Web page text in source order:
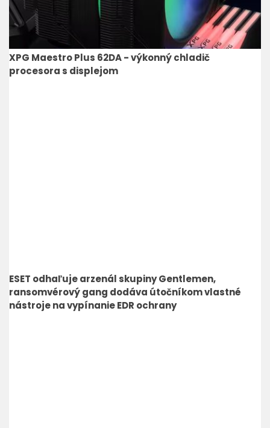
XPG Maestro Plus 62DA - výkonný chladič
procesora s displejom
ESET odhaľuje arzenál skupiny Gentlemen,
ransomvérový gang dodáva útočníkom vlastné
nástroje na vypínanie EDR ochrany